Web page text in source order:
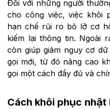
Đối với những người
cho công việc, việc khôi
hạn chế rủi ro bỏ lỡ cơ
kiếm lại thông tin. Ngoài
còn giúp giảm nguy cơ
gọi mới, từ đó nâng cao
gọi một cách đầy đủ và
Cách khôi phục